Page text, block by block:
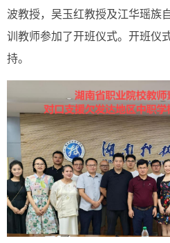
波教授，吴玉红教授及江华瑶族
训教师参加了开班仪式。开班仪
持。